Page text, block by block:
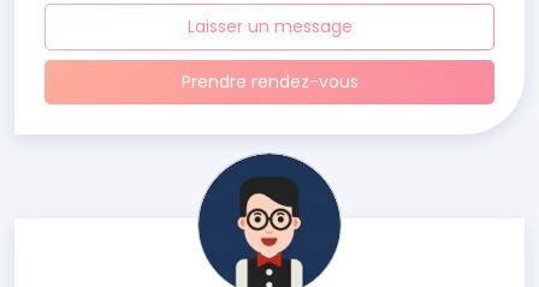
Laisser un message
Prendre rendez-vous